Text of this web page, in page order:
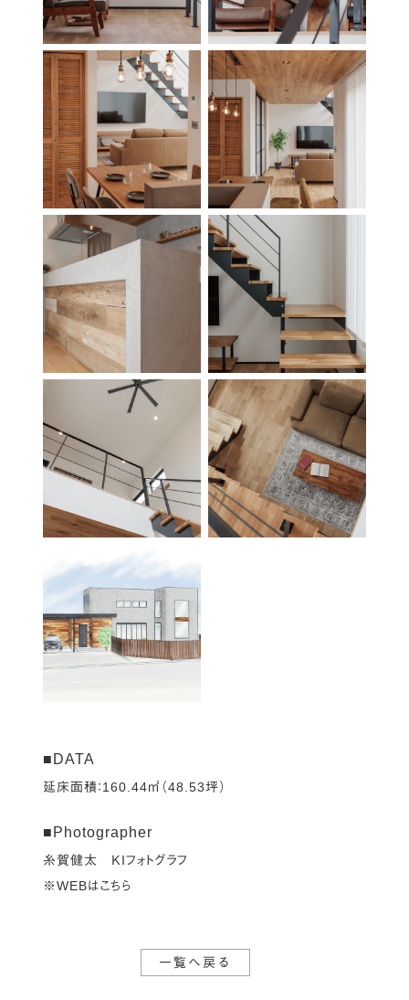
■DATA
延床面積：160.44㎡（48.53坪）
■Photographer
糸賀健太 ＫＩフォトグラフ
※WEBはこちら
一覧へ戻る